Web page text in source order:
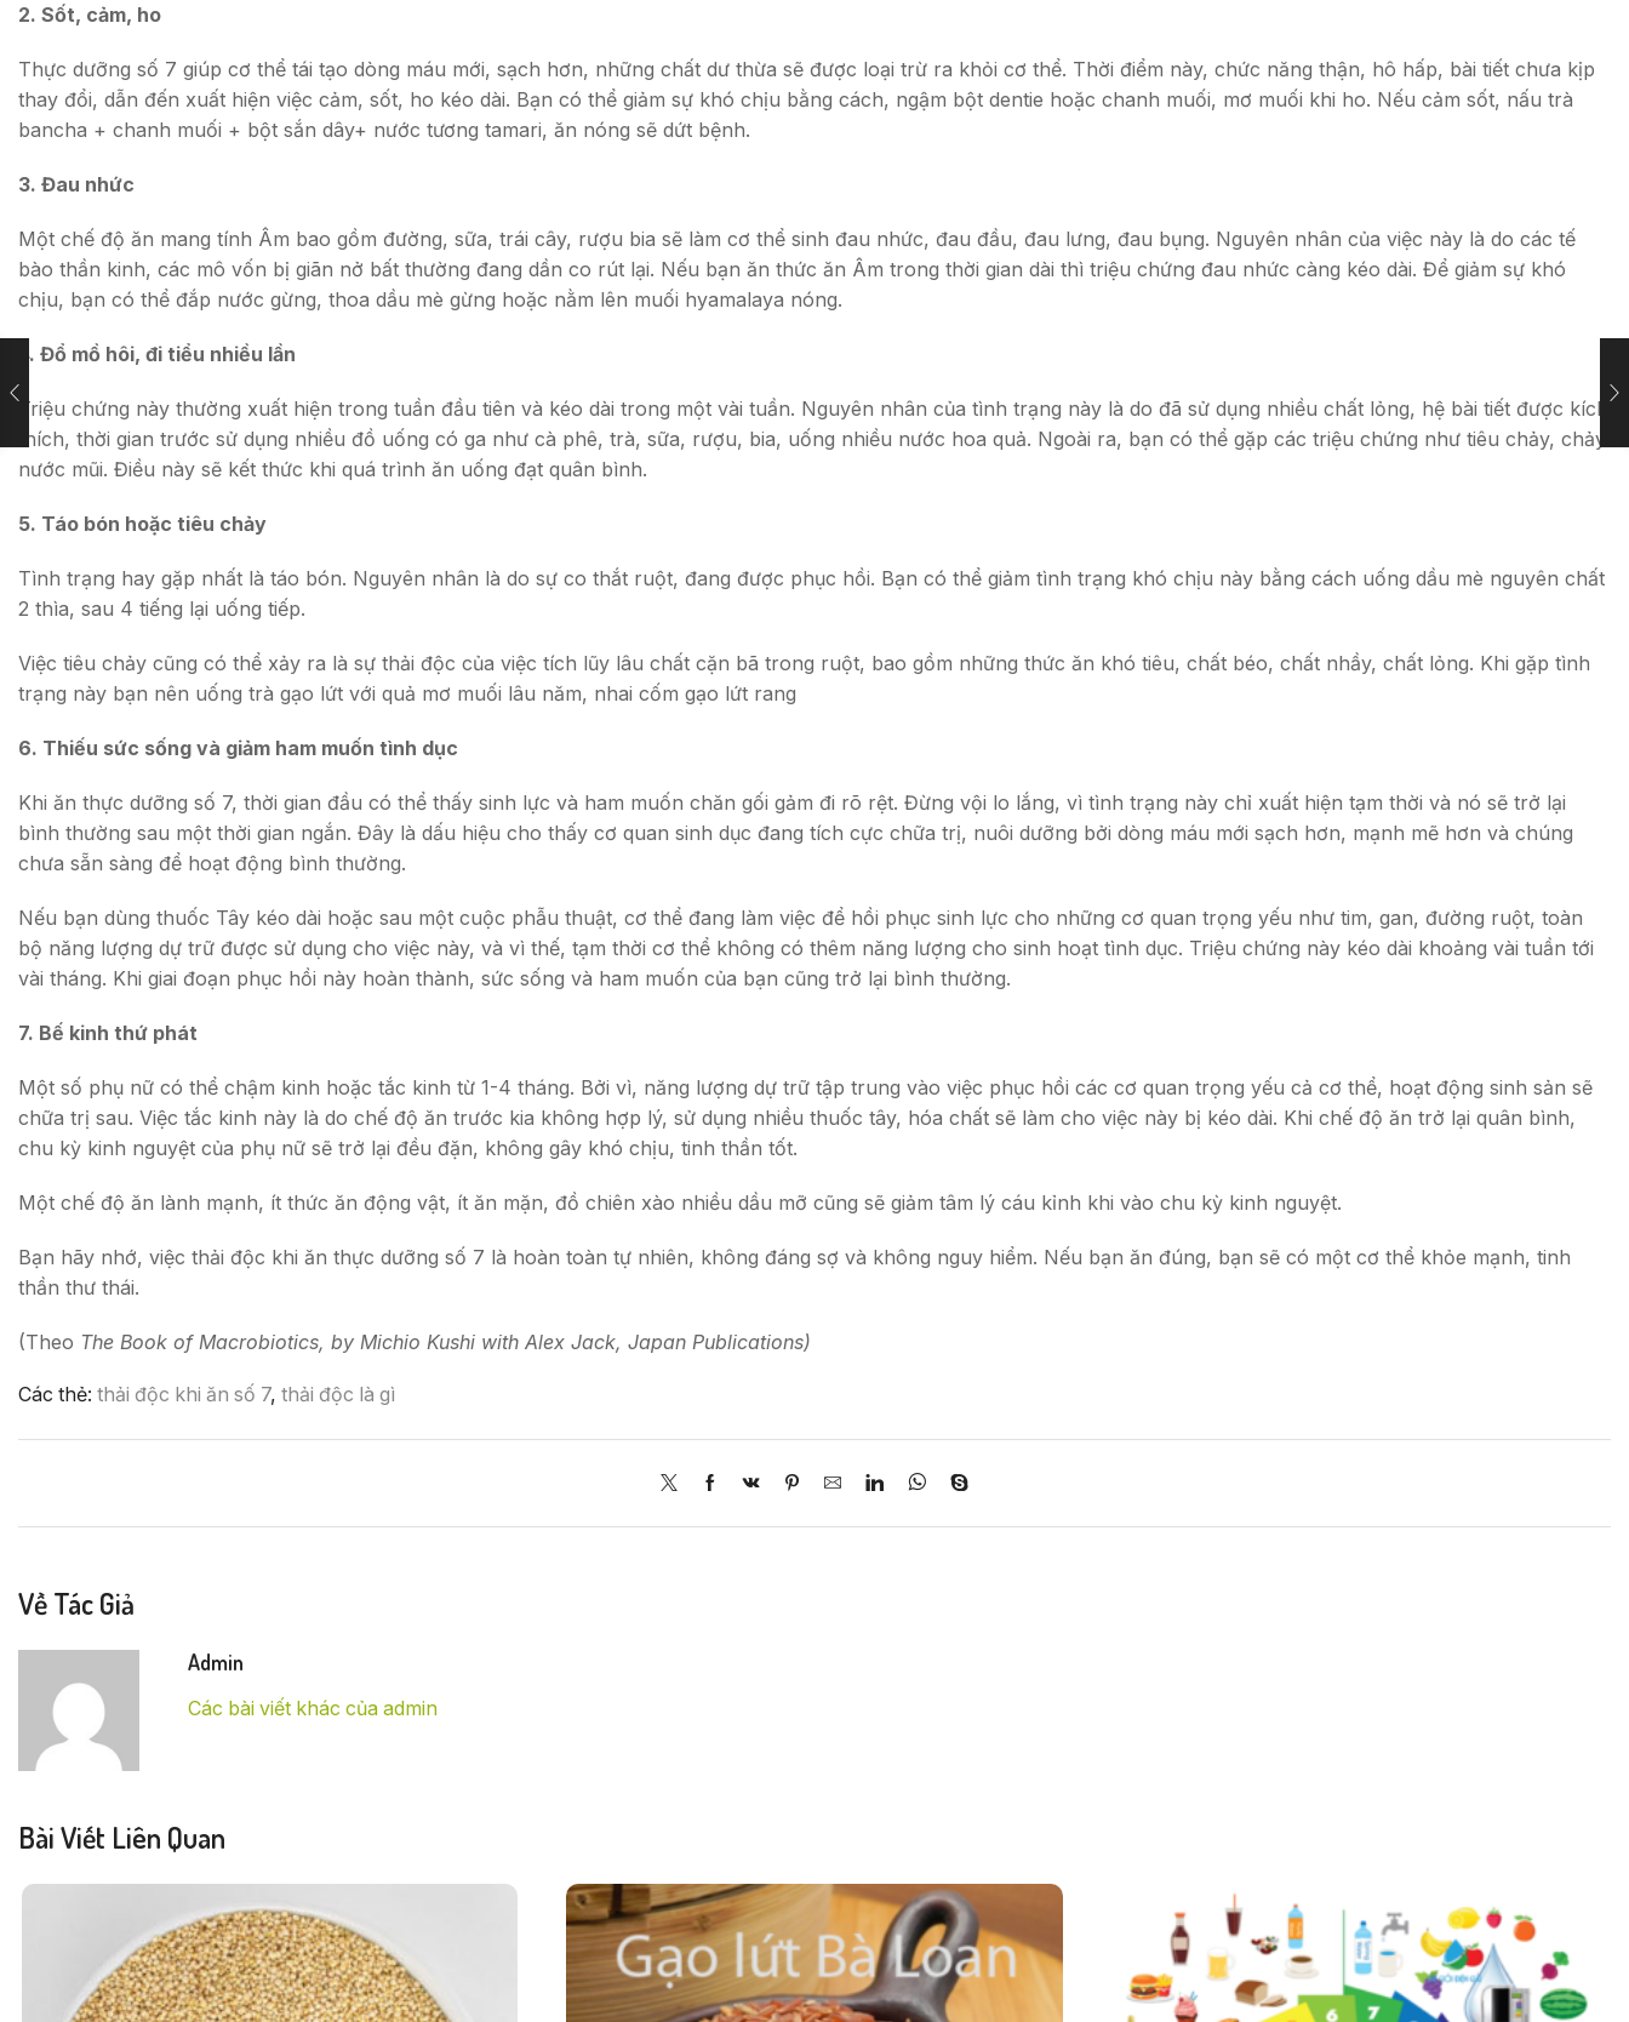
2. Sốt, cảm, ho
Thực dưỡng số 7 giúp cơ thể tái tạo dòng máu mới, sạch hơn, những chất dư thừa sẽ được loại trừ ra khỏi cơ thể. Thời điểm này, chức năng thận, hô hấp, bài tiết chưa kịp
thay đổi, dẫn đến xuất hiện việc cảm, sốt, ho kéo dài. Bạn có thể giảm sự khó chịu bằng cách, ngậm bột dentie hoặc chanh muối, mơ muối khi ho. Nếu cảm sốt, nấu trà
bancha + chanh muối + bột sắn dây+ nước tương tamari, ăn nóng sẽ dứt bệnh.
3. Đau nhức
Một chế độ ăn mang tính Âm bao gồm đường, sữa, trái cây, rượu bia sẽ làm cơ thể sinh đau nhức, đau đầu, đau lưng, đau bụng. Nguyên nhân của việc này là do các tế
bào thần kinh, các mô vốn bị giãn nở bất thường đang dần co rút lại. Nếu bạn ăn thức ăn Âm trong thời gian dài thì triệu chứng đau nhức càng kéo dài. Để giảm sự khó
chịu, bạn có thể đắp nước gừng, thoa dầu mè gừng hoặc nằm lên muối hyamalaya nóng.
4. Đổ mồ hôi, đi tiểu nhiều lần
Triệu chứng này thường xuất hiện trong tuần đầu tiên và kéo dài trong một vài tuần. Nguyên nhân của tình trạng này là do đã sử dụng nhiều chất lỏng, hệ bài tiết được kích
thích, thời gian trước sử dụng nhiều đồ uống có ga như cà phê, trà, sữa, rượu, bia, uống nhiều nước hoa quả. Ngoài ra, bạn có thể gặp các triệu chứng như tiêu chảy, chảy
nước mũi. Điều này sẽ kết thức khi quá trình ăn uống đạt quân bình.
5. Táo bón hoặc tiêu chảy
Tình trạng hay gặp nhất là táo bón. Nguyên nhân là do sự co thắt ruột, đang được phục hồi. Bạn có thể giảm tình trạng khó chịu này bằng cách uống dầu mè nguyên chất
2 thìa, sau 4 tiếng lại uống tiếp.
Việc tiêu chảy cũng có thể xảy ra là sự thải độc của việc tích lũy lâu chất cặn bã trong ruột, bao gồm những thức ăn khó tiêu, chất béo, chất nhầy, chất lỏng. Khi gặp tình
trạng này bạn nên uống trà gạo lứt với quả mơ muối lâu năm, nhai cốm gạo lứt rang
6. Thiếu sức sống và giảm ham muốn tình dục
Khi ăn thực dưỡng số 7, thời gian đầu có thể thấy sinh lực và ham muốn chăn gối gảm đi rõ rệt. Đừng vội lo lắng, vì tình trạng này chỉ xuất hiện tạm thời và nó sẽ trở lại
bình thường sau một thời gian ngắn. Đây là dấu hiệu cho thấy cơ quan sinh dục đang tích cực chữa trị, nuôi dưỡng bởi dòng máu mới sạch hơn, mạnh mẽ hơn và chúng
chưa sẵn sàng để hoạt động bình thường.
Nếu bạn dùng thuốc Tây kéo dài hoặc sau một cuộc phẫu thuật, cơ thể đang làm việc để hồi phục sinh lực cho những cơ quan trọng yếu như tim, gan, đường ruột, toàn
bộ năng lượng dự trữ được sử dụng cho việc này, và vì thế, tạm thời cơ thể không có thêm năng lượng cho sinh hoạt tình dục. Triệu chứng này kéo dài khoảng vài tuần tới
vài tháng. Khi giai đoạn phục hồi này hoàn thành, sức sống và ham muốn của bạn cũng trở lại bình thường.
7. Bế kinh thứ phát
Một số phụ nữ có thể chậm kinh hoặc tắc kinh từ 1-4 tháng. Bởi vì, năng lượng dự trữ tập trung vào việc phục hồi các cơ quan trọng yếu cả cơ thể, hoạt động sinh sản sẽ
chữa trị sau. Việc tắc kinh này là do chế độ ăn trước kia không hợp lý, sử dụng nhiều thuốc tây, hóa chất sẽ làm cho việc này bị kéo dài. Khi chế độ ăn trở lại quân bình,
chu kỳ kinh nguyệt của phụ nữ sẽ trở lại đều đặn, không gây khó chịu, tinh thần tốt.
Một chế độ ăn lành mạnh, ít thức ăn động vật, ít ăn mặn, đồ chiên xào nhiều dầu mỡ cũng sẽ giảm tâm lý cáu kỉnh khi vào chu kỳ kinh nguyệt.
Bạn hãy nhớ, việc thải độc khi ăn thực dưỡng số 7 là hoàn toàn tự nhiên, không đáng sợ và không nguy hiểm. Nếu bạn ăn đúng, bạn sẽ có một cơ thể khỏe mạnh, tinh
thần thư thái.
(Theo The Book of Macrobiotics, by Michio Kushi with Alex Jack, Japan Publications)
Các thẻ: thải độc khi ăn số 7, thải độc là gì
Về Tác Giả
Admin
Các bài viết khác của admin
Bài Viết Liên Quan